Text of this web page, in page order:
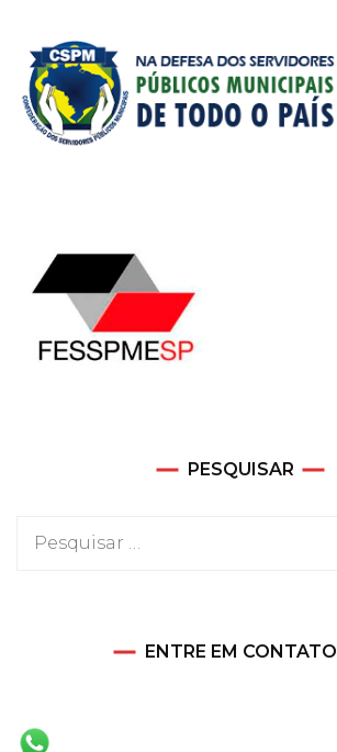
PESQUISAR
Pesquisar
ENTRE EM CONTATO